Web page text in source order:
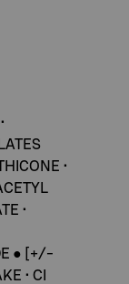
•
•
● [+/-
• CI